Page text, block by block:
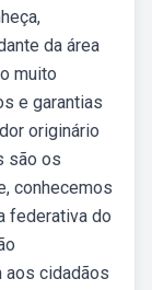
da área
muito
e garantias
originário
são os
conhecemos
federativa do
aos cidadãos